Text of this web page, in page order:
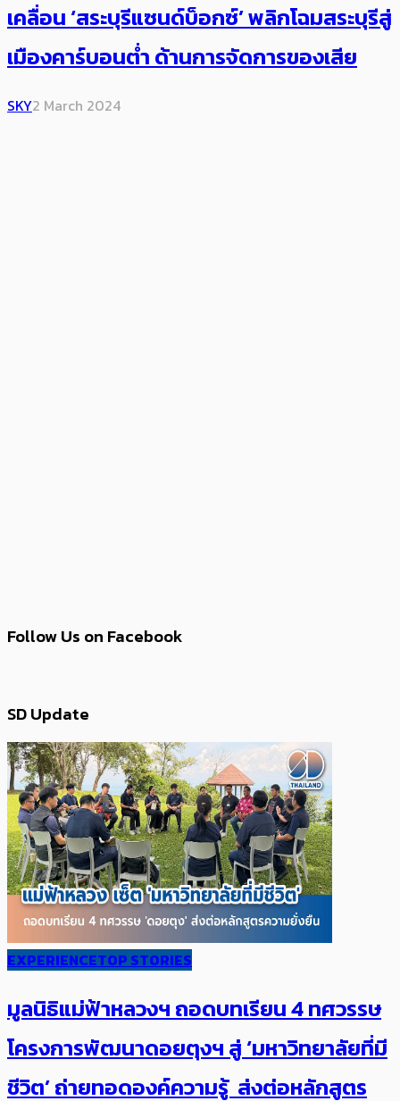
เคลื่อน ‘สระบุรีแซนด์บ็อกซ์’ พลิกโฉมสระบุรีสู่
เมืองคาร์บอนต่ำ ด้านการจัดการของเสีย
SKY2 March 2024
Follow Us on Facebook
SD Update
EXPERIENCETOP STORIES
มูลนิธิแม่ฟ้าหลวงฯ ถอดบทเรียน 4 ทศวรรษ
โครงการพัฒนาดอยตุงฯ สู่ ‘มหาวิทยาลัยที่มี
ชีวิต’ ถ่ายทอดองค์ความรู้ ส่งต่อหลักสูตร